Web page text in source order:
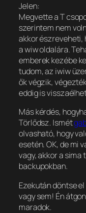
Jelen:
Megvette a T
szerintem nem
akkor észreveheti,
a wiw oldalára.
emberek kezébe
tudom, az iwiw
ők végzik,
eddig is
Más kérdés,
Törlődsz. Ismét
olvasható, hogy
esetén. OK, de mi
vagy, akkor a
backupokban.
Ezekután döntse
vagy sem! Én
maradok.